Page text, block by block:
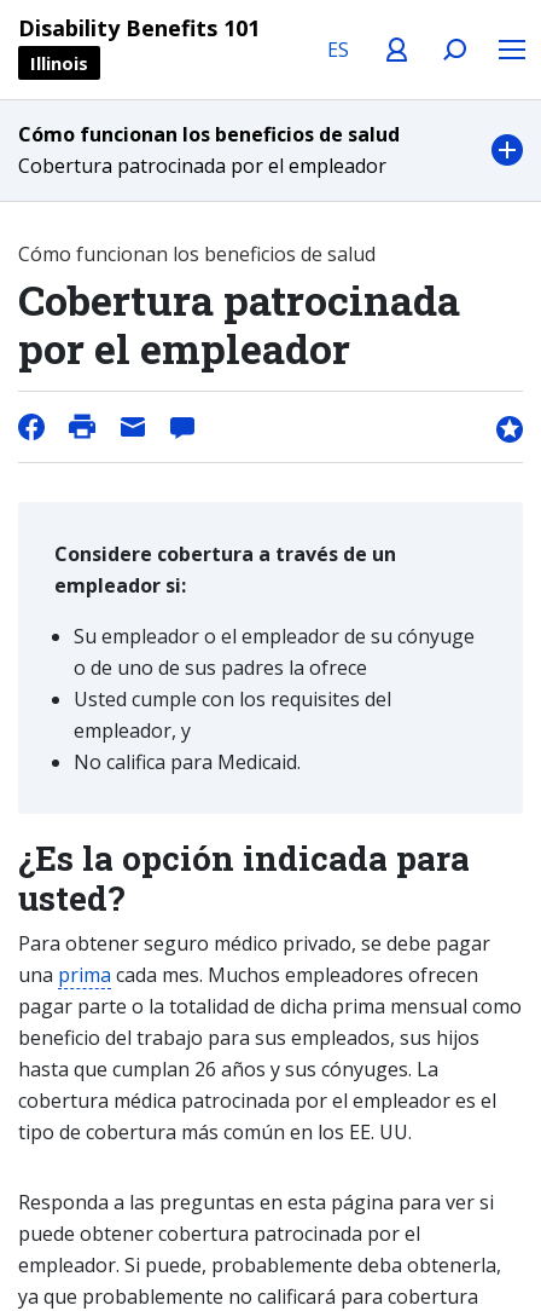
Disability Benefits 101
Illinois
Cómo funcionan los beneficios de salud
Cobertura patrocinada por el empleador
Cómo funcionan los beneficios de salud
Cobertura patrocinada
por el empleador
Considere cobertura a través de un
empleador si:
Su empleador o el empleador de su cónyuge
o de uno de sus padres la ofrece
Usted cumple con los requisites del
empleador, y
No califica para Medicaid.
¿Es la opción indicada para
usted?
Para obtener seguro médico privado, se debe pagar
una prima cada mes. Muchos empleadores ofrecen
pagar parte o la totalidad de dicha prima mensual como
beneficio del trabajo para sus empleados, sus hijos
hasta que cumplan 26 años y sus cónyuges. La
cobertura médica patrocinada por el empleador es el
tipo de cobertura más común en los EE. UU.
Responda a las preguntas en esta página para ver si
puede obtener cobertura patrocinada por el
empleador. Si puede, probablemente deba obtenerla,
ya que probablemente no calificará para cobertura